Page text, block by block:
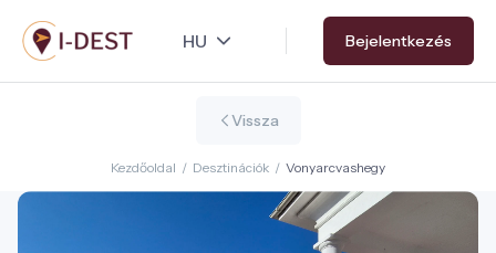
Ugrás
a
tartalomra
Bejelentkezés
Vissza
Kezdőoldal / Desztinációk / Vonyarcvashegy